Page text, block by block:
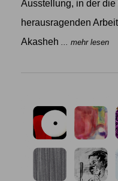
Ausstellung, in der
herausragenden
Akasheh ... mehr lesen